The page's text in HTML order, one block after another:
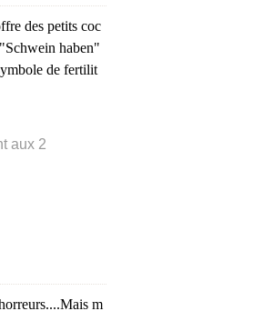
des petits coc
haben"
de fertilit
aux 2
m